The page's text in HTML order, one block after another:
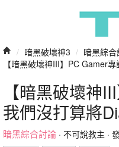
/ 暗黑破壞神3 / 暗黑綜
【暗黑破壞神III】PC Gamer
【暗黑破壞神
我們沒打算將
暗黑綜合討論 · 不可說教主 ·